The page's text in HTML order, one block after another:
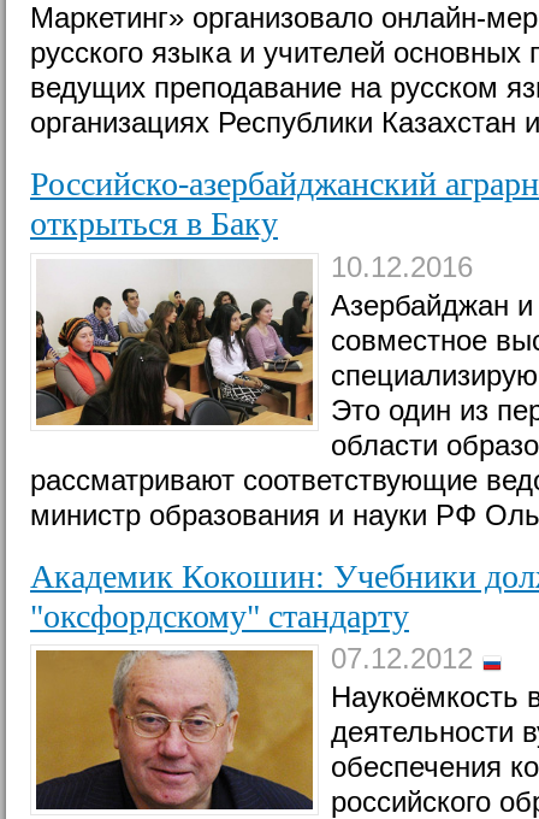
Маркетинг» организовало онлайн-
русского языка и учителей
ведущих преподавание на русском
организациях Республики
Российско-азербайджанский
открыться в Баку
10.12.2016
Азербайджан и
совместное
Это один из
области
рассматривают соответствующие
министр образования и науки РФ
Академик Кокошин: Учебники
"оксфордскому" стандарту
07.12.2012
Наукоёмкость
деятельности
обеспечения
российского